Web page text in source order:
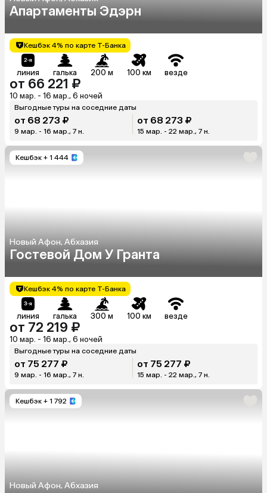
Апартаменты Эдэрн
Кешбэк 4% по карте Т-Банка
линия галька 200 м 100 км везде
от 66 221 ₽
10 мар. - 16 мар., 6 ночей
Выгодные туры на соседние даты
от 68 273 ₽
9 мар. - 16 мар., 7 н.
от 68 273 ₽
15 мар. - 22 мар., 7 н.
Кешбэк + 1 444
Новый Афон, Абхазия
Гостевой Дом У Гранта
Кешбэк 4% по карте Т-Банка
линия галька 300 м 100 км везде
от 72 219 ₽
10 мар. - 16 мар., 6 ночей
Выгодные туры на соседние даты
от 75 277 ₽
9 мар. - 16 мар., 7 н.
от 75 277 ₽
15 мар. - 22 мар., 7 н.
Кешбэк + 1 792
Новый Афон, Абхазия